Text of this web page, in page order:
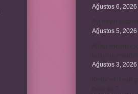
Ağustos 6, 2026
Ağustos 5, 2026
Ağustos 3, 2026